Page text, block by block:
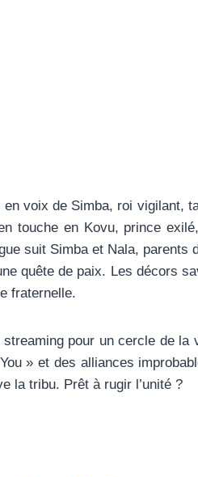
voix de Simba, roi vigilant,
touche en Kovu, prince
suit Simba et Nala, parents
quête de paix. Les décors
fraternelle.
pour un cercle de
» et des alliances
la tribu. Prêt à rugir l’unité ?